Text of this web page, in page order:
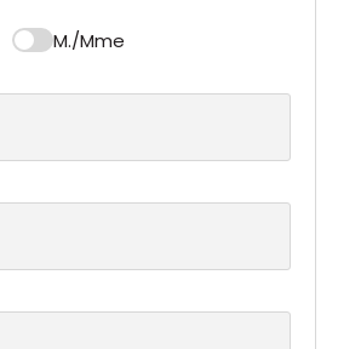
M./Mme